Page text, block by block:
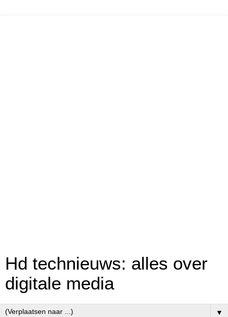
Hd technieuws: alles over
digitale media
▼